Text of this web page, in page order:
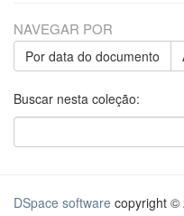
NAVEGAR POR
Por data do documento
Buscar nesta coleção:
DSpace software copyright ©